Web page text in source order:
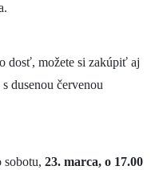
dosť, možete si zakúpiť aj
dusenou červenou
sobotu, 23. marca, o 17.00